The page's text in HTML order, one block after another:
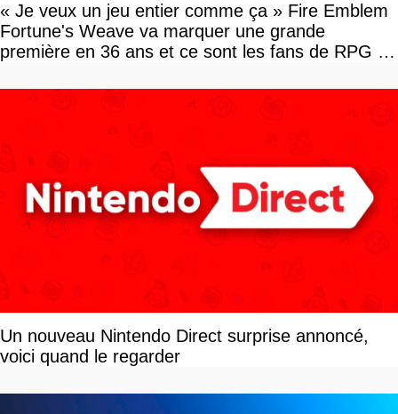
« Je veux un jeu entier comme ça » Fire Emblem
Fortune's Weave va marquer une grande
première en 36 ans et ce sont les fans de RPG en
Un nouveau Nintendo Direct surprise annoncé,
voici quand le regarder